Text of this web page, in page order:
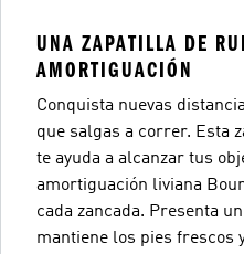
UNA ZAPATILLA DE
AMORTIGUACIÓN
Conquista nuevas
que salgas a correr. Esta
te ayuda a alcanzar tus
amortiguación liviana
cada zancada. Presenta
mantiene los pies frescos